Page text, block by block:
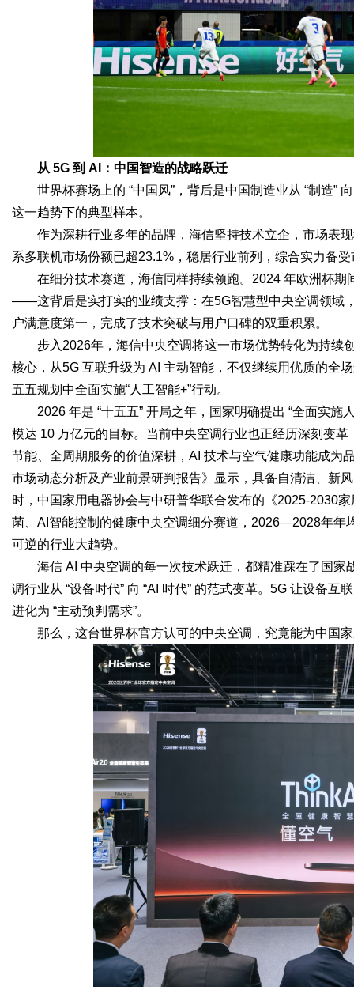
从 5G 到 AI：中国智造的战略跃迁
世界杯赛场上的 “中国风”，背后是中国制造业从 “制造”
这一趋势下的典型样本。
作为深耕行业多年的品牌，海信坚持技术立企，市场表
系多联机市场份额已超23.1%，稳居行业前列，综合实力备
在细分技术赛道，海信同样持续领跑。2024 年欧洲杯期
——这背后是实打实的业绩支撑：在5G智慧型中央空调领域
户满意度第一，完成了技术突破与用户口碑的双重积累。
步入2026年，海信中央空调将这一市场优势转化为持续
核心，从5G 互联升级为 AI 主动智能，不仅继续用优质的全
五五规划中全面实施“人工智能+”行动。
2026 年是 “十五五” 开局之年，国家明确提出 “全面实施
模达 10 万亿元的目标。当前中央空调行业也正经历深刻变
节能、全周期服务的价值深耕，AI 技术与空气健康功能成为
市场动态分析及产业前景研判报告》显示，具备自清洁、新
时，中国家用电器协会与中研普华联合发布的《2025-2030
菌、AI智能控制的健康中央空调细分赛道，2026—2028年年
可逆的行业大趋势。
海信 AI 中央空调的每一次技术跃迁，都精准踩在了国
调行业从 “设备时代” 向 “AI 时代” 的范式变革。5G 让设备
进化为 “主动预判需求”。
那么，这台世界杯官方认可的中央空调，究竟能为中国